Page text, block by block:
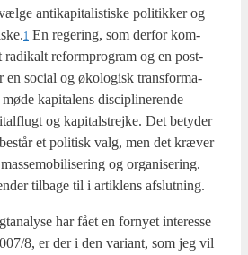
anti­ka­pi­ta­li­sti­ske poli­tik­ker og
1 En rege­ring, som der­for kom­
radi­kalt reform­pro­gram og en post­
en soci­al og øko­lo­gisk trans­for­ma­
kapi­ta­lens disci­pli­ne­ren­de
og kapi­tal­strej­ke. Det bety­der
et poli­tisk valg, men det kræ­ver
og orga­ni­se­ring.
til­ba­ge til i artik­lens afslut­ning.
har fået en for­ny­et inte­res­se
8, er der i den vari­ant, som jeg vil